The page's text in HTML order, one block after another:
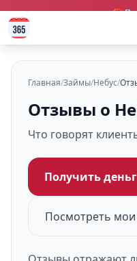
🎁
Главная/Займы/Небус/
Отзывы о
Что говорят
Получить
Посмотреть